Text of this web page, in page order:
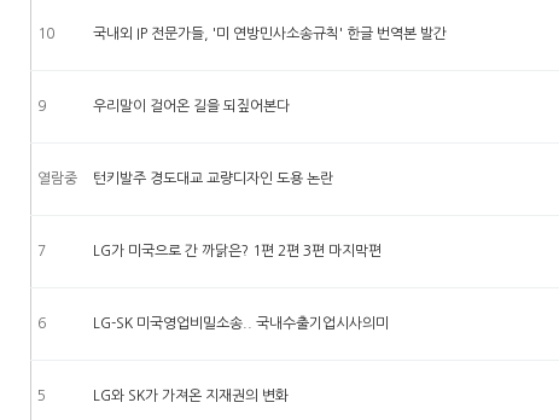
10 국내외 IP 전문가들, '미 연방민사소송규칙' 한글 번역본 발간
9 우리말이 걸어온 길을 되짚어본다
열람중 턴키발주 경도대교 교량디자인 도용 논란
7 LG가 미국으로 간 까닭은? 1편 2편 3편 마지막편
6 LG-SK 미국영업비밀소송.. 국내수출기업시사의미
5 LG와 SK가 가져온 지재권의 변화